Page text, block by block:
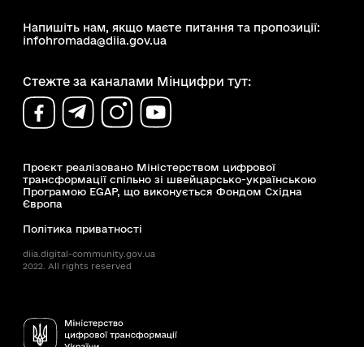
Напишіть нам, якщо маєте питання та пропозиції:
infohromada@diia.gov.ua
Стежте за каналами Мінцифри тут:
Проєкт реалізовано Міністерством цифрової
трансформації спільно зі швейцарсько-українською
Програмою EGAP, що виконується Фондом Східна
Європа
Політика приватності
diia.digital-community.gov.ua
2022. All rights reserved